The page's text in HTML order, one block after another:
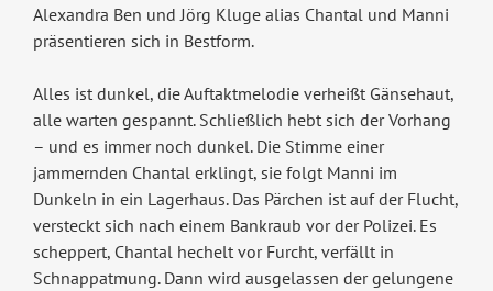
Alexandra Ben und Jörg Kluge alias Chantal und Manni
präsentieren sich in Bestform.
Alles ist dunkel, die Auftaktmelodie verheißt Gänsehaut,
alle warten gespannt. Schließlich hebt sich der Vorhang
– und es immer noch dunkel. Die Stimme einer
jammernden Chantal erklingt, sie folgt Manni im
Dunkeln in ein Lagerhaus. Das Pärchen ist auf der Flucht,
versteckt sich nach einem Bankraub vor der Polizei. Es
scheppert, Chantal hechelt vor Furcht, verfällt in
Schnappatmung. Dann wird ausgelassen der gelungene